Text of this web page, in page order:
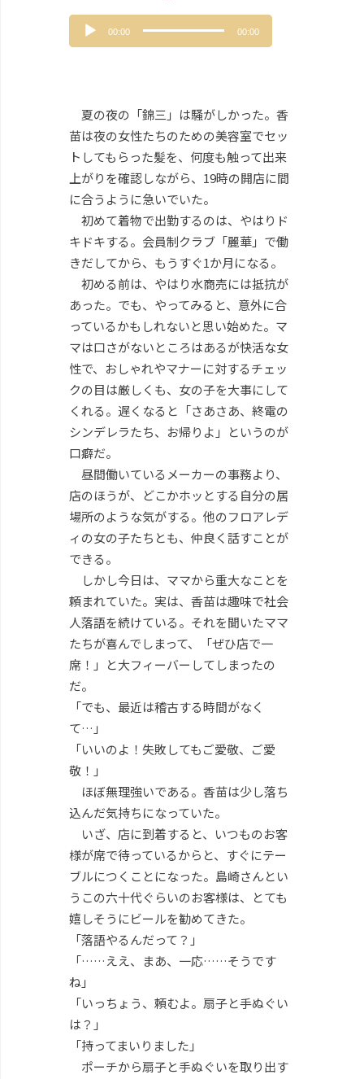
声
ー
00:00 00:00
夏の夜の「錦三」は騒がしかった。香
苗は夜の女性たちのための美容室でセッ
トしてもらった髪を、何度も触って出来
上がりを確認しながら、19時の開店に間
に合うように急いでいた。
初めて着物で出勤するのは、やはりド
キドキする。会員制クラブ「麗華」で働
きだしてから、もうすぐ1か月になる。
初める前は、やはり水商売には抵抗が
あった。でも、やってみると、意外に合
っているかもしれないと思い始めた。マ
マは口さがないところはあるが快活な女
性で、おしゃれやマナーに対するチェッ
クの目は厳しくも、女の子を大事にして
くれる。遅くなると「さあさあ、終電の
シンデレラたち、お帰りよ」というのが
口癖だ。
昼間働いているメーカーの事務より、
店のほうが、どこかホッとする自分の居
場所のような気がする。他のフロアレデ
ィの女の子たちとも、仲良く話すことが
できる。
しかし今日は、ママから重大なことを
頼まれていた。実は、香苗は趣味で社会
人落語を続けている。それを聞いたママ
たちが喜んでしまって、「ぜひ店で一
席！」と大フィーバーしてしまったの
だ。
「でも、最近は稽古する時間がなく
て…」
「いいのよ！失敗してもご愛敬、ご愛
敬！」
ほぼ無理強いである。香苗は少し落ち
込んだ気持ちになっていた。
いざ、店に到着すると、いつものお客
様が席で待っているからと、すぐにテー
ブルにつくことになった。島崎さんとい
うこの六十代ぐらいのお客様は、とても
嬉しそうにビールを勧めてきた。
「落語やるんだって？」
「……ええ、まあ、一応……そうです
ね」
「いっちょう、頼むよ。扇子と手ぬぐい
は？」
「持ってまいりました」
ポーチから扇子と手ぬぐいを取り出す